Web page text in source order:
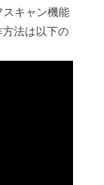
キャン機能
法は以下の